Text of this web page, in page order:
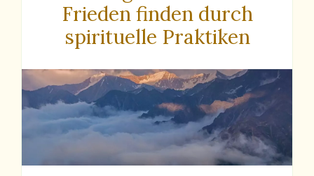
Frieden finden durch
spirituelle Praktiken